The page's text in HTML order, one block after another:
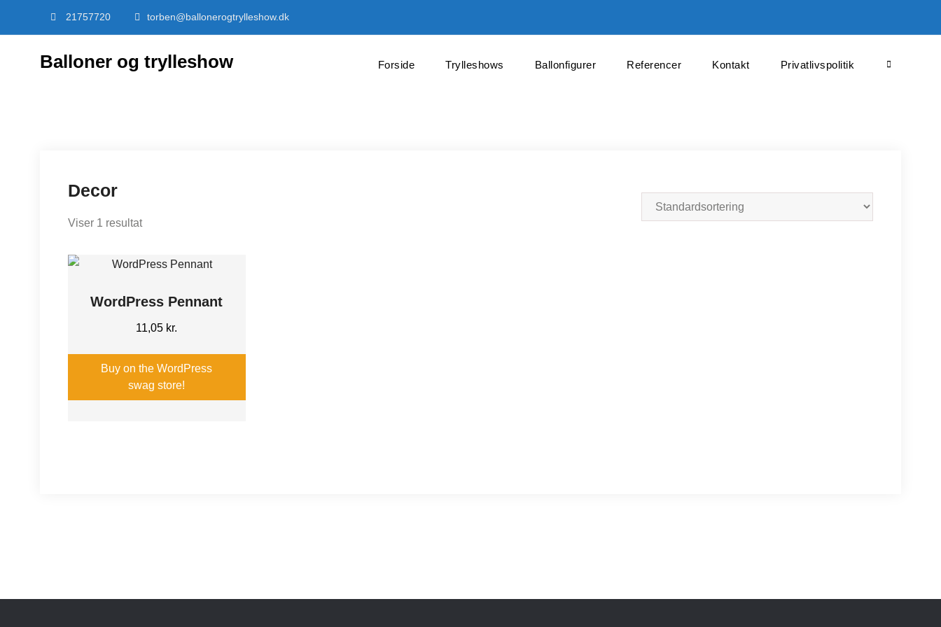
21757720 torben@ballonerogtrylleshow.dk
Balloner og trylleshow Forside Trylleshows Ballonfigurer Referencer Kontakt Privatlivspolitik Search
Decor
Viser 1 resultat
WordPress Pennant
11,05 kr.
Buy on the WordPress
swag store!